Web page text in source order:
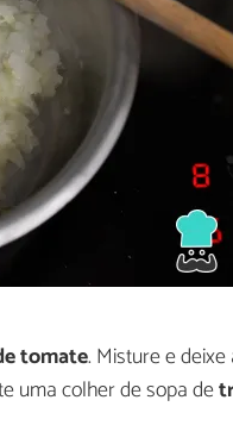
tomate. Misture e
uma colher de sopa de